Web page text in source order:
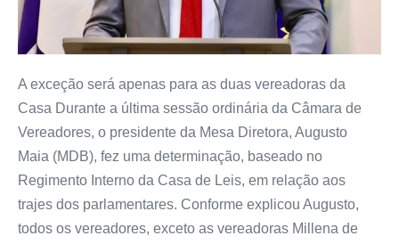
A exceção será apenas para as duas vereadoras da
Casa Durante a última sessão ordinária da Câmara de
Vereadores, o presidente da Mesa Diretora, Augusto
Maia (MDB), fez uma determinação, baseado no
Regimento Interno da Casa de Leis, em relação aos
trajes dos parlamentares. Conforme explicou Augusto,
todos os vereadores, exceto as vereadoras Millena de